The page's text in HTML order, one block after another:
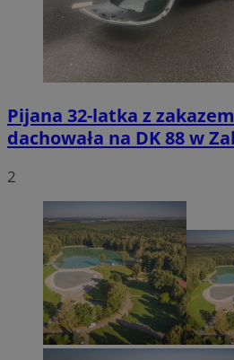
Pijana 32-latka z
dachowała na DK 88 w
2